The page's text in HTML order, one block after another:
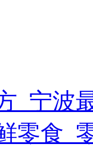
_宁波
零食_